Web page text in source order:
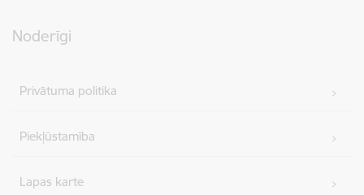
Noderīgi
Privātuma politika
Piekļūstamība
Lapas karte